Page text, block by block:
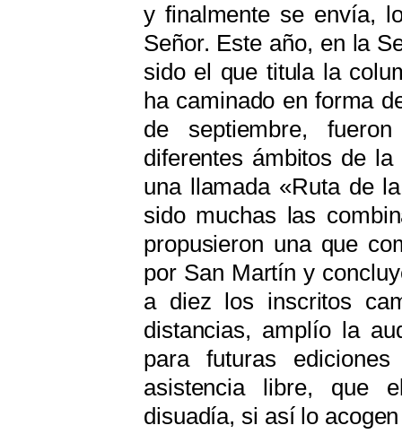
y finalmente se envía,
Señor. Este año, en la
sido el que titula la
ha caminado en forma
de septiembre,
diferentes ámbitos de
una llamada «Ruta de
sido muchas las
propusieron una que
por San Martín y
a diez los inscritos
distancias, amplío la
para futuras
asistencia libre, que
disuadía, si así lo